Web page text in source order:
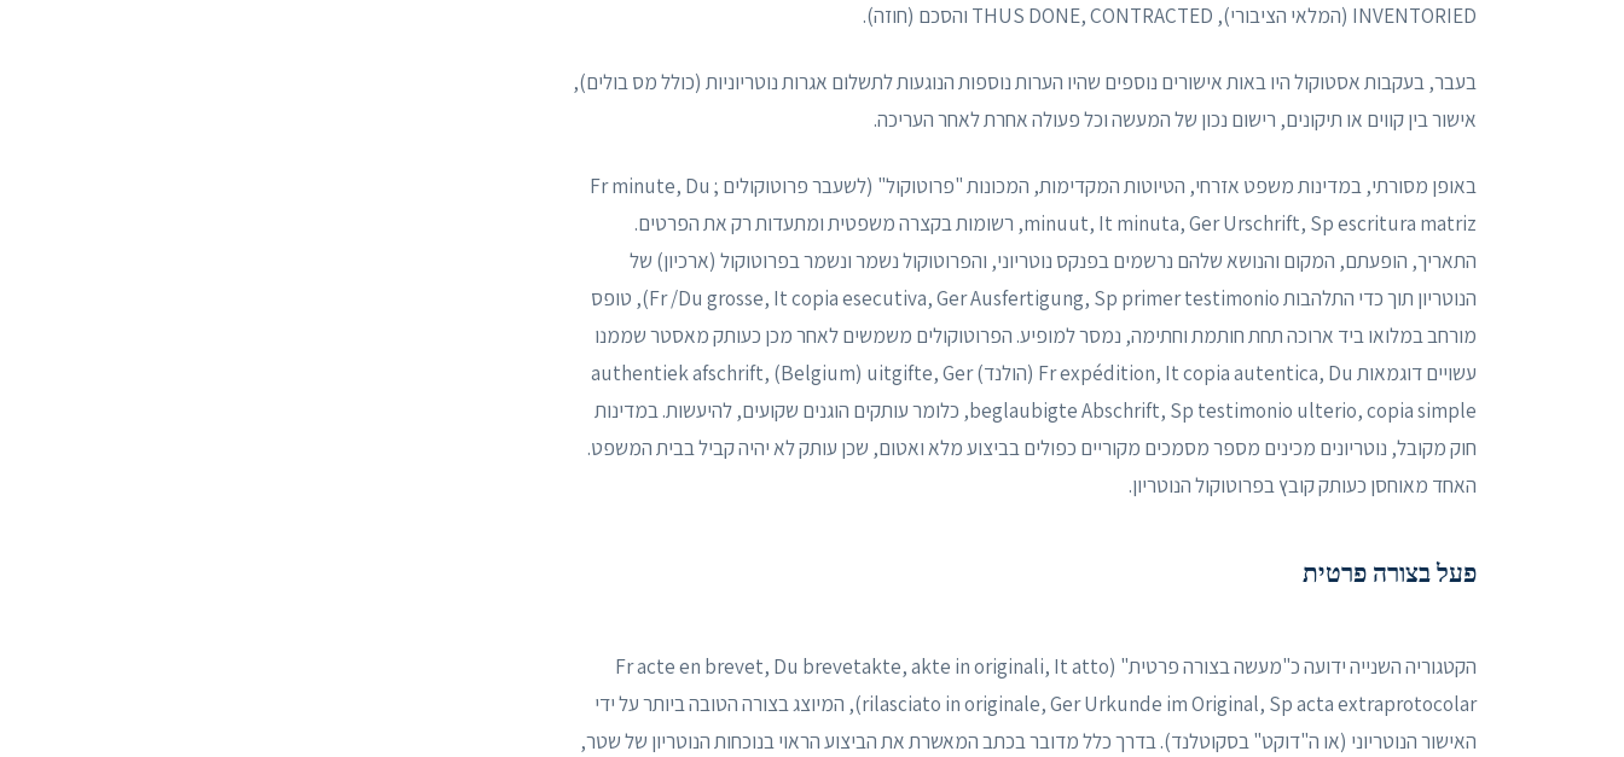
INVENTORIED (המלאי הציבורי), THUS DONE, CONTRACTED והסכם (חוזה).
בעבר, בעקבות אסטוקול היו באות אישורים נוספים שהיו הערות נוספות הנוגעות לתשלום אגרות נוטריוניות (כולל מס בולים),
אישור בין קווים או תיקונים, רישום נכון של המעשה וכל פעולה אחרת לאחר העריכה.
באופן מסורתי, במדינות משפט אזרחי, הטיוטות המקדימות, המכונות "פרוטוקול" (לשעבר פרוטוקולים ; Fr minute, Du
minuut, It minuta, Ger Urschrift, Sp escritura matriz, רשומות בקצרה משפטית ומתעדות רק את הפרטים.
התאריך, הופעתם, המקום והנושא שלהם נרשמים בפנקס נוטריוני, והפרוטוקול נשמר ונשמר בפרוטוקול (ארכיון) של
הנוטריון תוך כדי התלהבות Fr /Du grosse, It copia esecutiva, Ger Ausfertigung, Sp primer testimonio), טופס
מורחב במלואו ביד ארוכה תחת חותמת וחתימה, נמסר למופיע. הפרוטוקולים משמשים לאחר מכן כעותק מאסטר שממנו
עשויים דוגמאות Fr expédition, It copia autentica, Du (הולנד) authentiek afschrift, (Belgium) uitgifte, Ger
beglaubigte Abschrift, Sp testimonio ulterio, copia simple, כלומר עותקים הוגנים שקועים, להיעשות. במדינות
חוק מקובל, נוטריונים מכינים מספר מסמכים מקוריים כפולים בביצוע מלא ואטום, שכן עותק לא יהיה קביל בבית המשפט.
האחד מאוחסן כעותק קובץ בפרוטוקול הנוטריון.
פעל בצורה פרטית
הקטגוריה השנייה ידועה כ"מעשה בצורה פרטית" (Fr acte en brevet, Du brevetakte, akte in originali, It atto
rilasciato in originale, Ger Urkunde im Original, Sp acta extraprotocolar), המיוצג בצורה הטובה ביותר על ידי
האישור הנוטריוני (או ה"דוקט" בסקוטלנד). בדרך כלל מדובר בכתב המאשרת את הביצוע הראוי בנוכחות הנוטריון של שטר,